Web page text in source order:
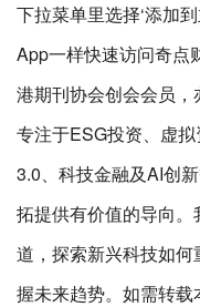
下拉菜单里选择‘添加
App一样快速访问奇点
港期刊协会创会会员
专注于ESG投资、虚
3.0、科技金融及AI创
拓提供有价值的导向
道，探索新兴科技如
握未来趋势。如需转